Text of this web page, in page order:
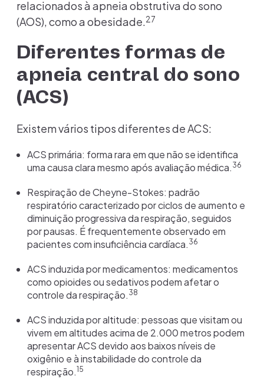
relacionados à apneia obstrutiva do sono
(AOS), como a obesidade.27
Diferentes formas de
apneia central do sono
(ACS)
Existem vários tipos diferentes de ACS:
ACS primária: forma rara em que não se identifica
uma causa clara mesmo após avaliação médica. 36
Respiração de Cheyne-Stokes: padrão
respiratório caracterizado por ciclos de aumento e
diminuição progressiva da respiração, seguidos
por pausas. É frequentemente observado em
pacientes com insuficiência cardíaca. 36
ACS induzida por medicamentos: medicamentos
como opioides ou sedativos podem afetar o
controle da respiração. 38
ACS induzida por altitude: pessoas que visitam ou
vivem em altitudes acima de 2.000 metros podem
apresentar ACS devido aos baixos níveis de
oxigênio e à instabilidade do controle da
respiração.15